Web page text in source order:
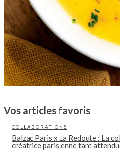
Vos articles favoris
COLLABORATIONS
Balzac Paris x La Redoute : La
créatrice parisienne tant